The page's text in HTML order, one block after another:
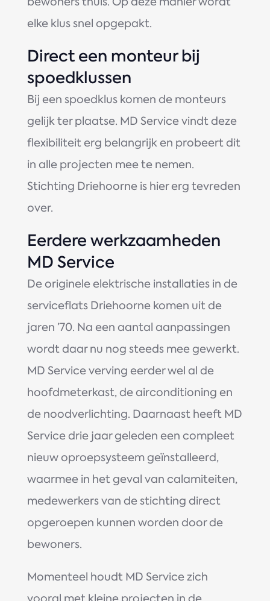
elke klus snel opgepakt.
Direct een monteur bij
spoedklussen
Bij een spoedklus komen de monteurs
gelijk ter plaatse. MD Service vindt deze
flexibiliteit erg belangrijk en probeert dit
in alle projecten mee te nemen.
Stichting Driehoorne is hier erg tevreden
over.
Eerdere werkzaamheden
MD Service
De originele elektrische installaties in de
serviceflats Driehoorne komen uit de
jaren ’70. Na een aantal aanpassingen
wordt daar nu nog steeds mee gewerkt.
MD Service verving eerder wel al de
hoofdmeterkast, de airconditioning en
de noodverlichting. Daarnaast heeft MD
Service drie jaar geleden een compleet
nieuw oproepsysteem geïnstalleerd,
waarmee in het geval van calamiteiten,
medewerkers van de stichting direct
opgeroepen kunnen worden door de
bewoners.
Momenteel houdt MD Service zich